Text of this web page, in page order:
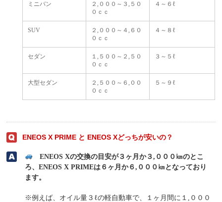
ミニバン
２,０００～３,５０
０ｃｃ
４～６ℓ
SUV
２,０００～４,６０
０ｃｃ
４～８ℓ
セダン
１,５００～２,５０
０ｃｃ
３～５ℓ
大型セダン
２,５００～６,００
０ｃｃ
５～９ℓ
ENEOS X PRIME と ENEOS Xどっちが安いの？
ENEOS Xの交換の目安が３ヶ月か３,０００㎞のとこ
ろ、ENEOS X PRIMEは６ヶ月か６,０００㎞となっており
ます。
※例えば、オイル量３ℓの軽自動車で、１ヶ月間に１,０００